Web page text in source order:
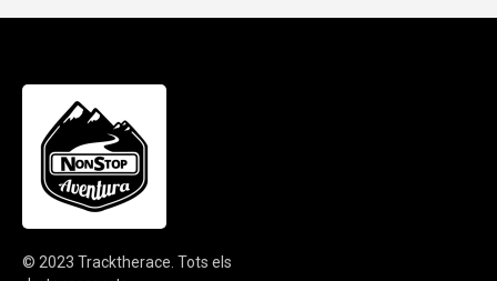
© 2023 Tracktherace Tots els